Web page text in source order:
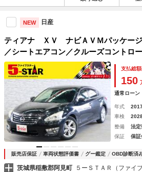
NEW 日産
ティアナ ＸＶ ナビＡＶＭパッケー
／シートエアコン／クルーズコントロ
クリアランスソナー／ＰＣＳ／ＢＳＭ
デジ／Ｂｌｕｅｔｏｏｔｈ／アラウン
Ｄオートライト
支払総額
150
通常ローン
年式
車検
整備
法定
保証
保
販売店保証 車両状態評価書 グー鑑定 OBD診断済
茨城県稲敷郡阿見町 ５ーＳＴＡＲ（ファイ